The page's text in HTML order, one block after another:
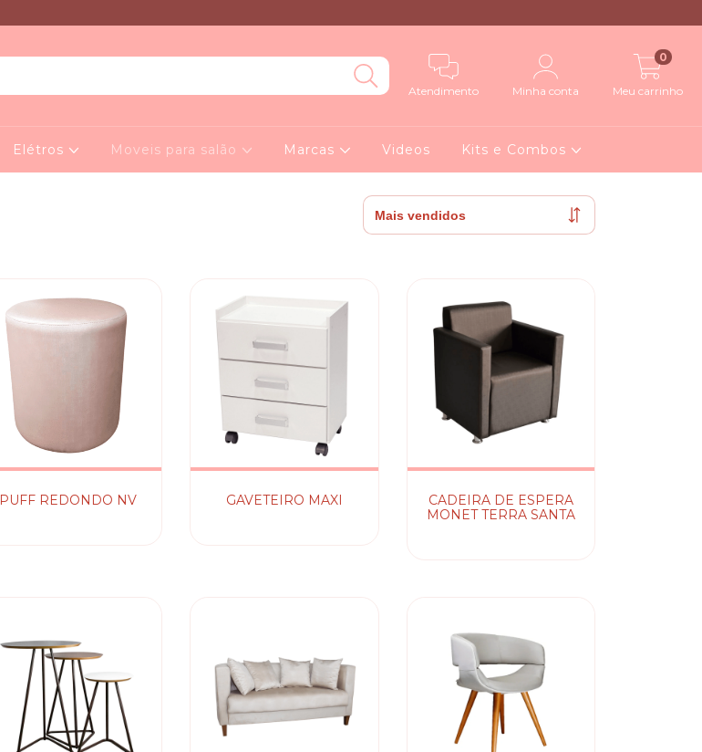
Atendimento Minha conta Meu carrinho
0
Elétros Moveis para salão Marcas Videos Kits e Combos
PUFF REDONDO NV GAVETEIRO MAXI
CADEIRA DE ESPERA
MONET TERRA SANTA